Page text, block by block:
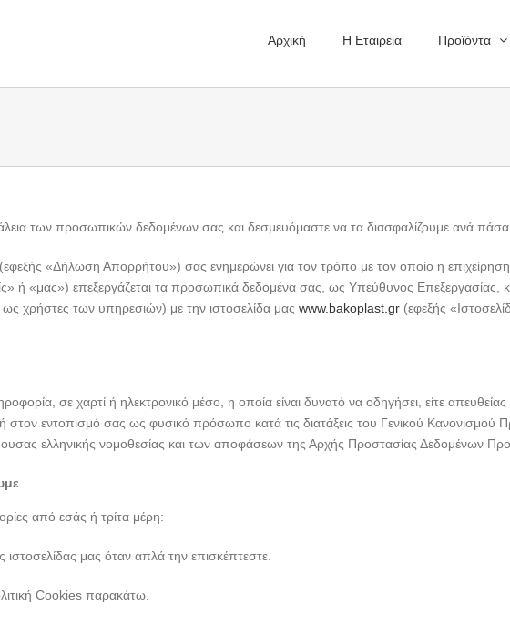
Αρχική Η Εταιρεία Προϊόντα
των προσωπικών δεδομένων σας και δεσμευόμαστε να τα διασφαλίζουμε ανά πάσα
«Δήλωση Απορρήτου») σας ενημερώνει για τον τρόπο με τον οποίο η επιχείρηση
ή «μας») επεξεργάζεται τα προσωπικά δεδομένα σας, ως Υπεύθυνος Επεξεργασίας,
χρήστες των υπηρεσιών) με την ιστοσελίδα μας www.bakoplast.gr (εφεξής
σε χαρτί ή ηλεκτρονικό μέσο, η οποία είναι δυνατό να οδηγήσει, είτε απευθείας
στον εντοπισμό σας ως φυσικό πρόσωπο κατά τις διατάξεις του Γενικού
ελληνικής νομοθεσίας και των αποφάσεων της Αρχής Προστασίας Δεδομένων
από εσάς ή τρίτα μέρη:
μας όταν απλά την επισκέπτεστε.
Cookies παρακάτω.